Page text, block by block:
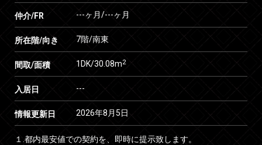
仲介/FR ---ヶ月/---ヶ月
所在階/向き 7階/南東
間取/面積 1DK/30.08m2
入居日 ---
情報更新日 2026年8月5日
１.都内最安値での契約を、即時に提示致します。